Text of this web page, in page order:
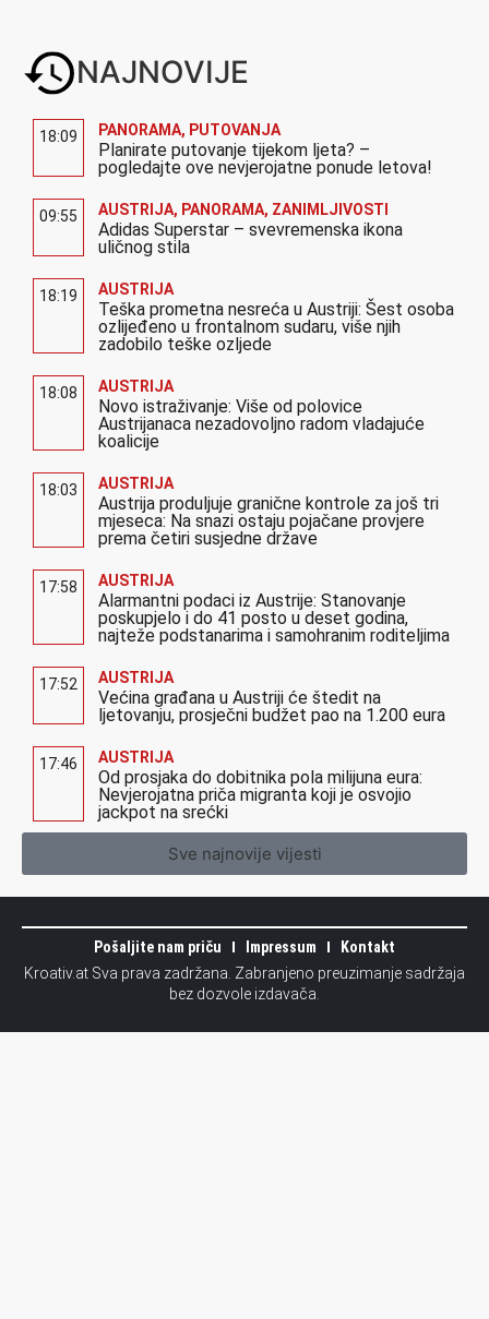
NAJNOVIJE
18:09 PANORAMA, PUTOVANJA
Planirate putovanje tijekom ljeta? –
pogledajte ove nevjerojatne ponude letova!
09:55 AUSTRIJA, PANORAMA, ZANIMLJIVOSTI
Adidas Superstar – svevremenska ikona
uličnog stila
18:19 AUSTRIJA
Teška prometna nesreća u Austriji: Šest osoba
ozlijeđeno u frontalnom sudaru, više njih
zadobilo teške ozljede
18:08 AUSTRIJA
Novo istraživanje: Više od polovice
Austrijanaca nezadovoljno radom vladajuće
koalicije
18:03 AUSTRIJA
Austrija produljuje granične kontrole za još tri
mjeseca: Na snazi ostaju pojačane provjere
prema četiri susjedne države
17:58 AUSTRIJA
Alarmantni podaci iz Austrije: Stanovanje
poskupjelo i do 41 posto u deset godina,
najteže podstanarima i samohranim roditeljima
17:52 AUSTRIJA
Većina građana u Austriji će štedit na
ljetovanju, prosječni budžet pao na 1.200 eura
17:46 AUSTRIJA
Od prosjaka do dobitnika pola milijuna eura:
Nevjerojatna priča migranta koji je osvojio
jackpot na srećki
Sve najnovije vijesti
Pošaljite nam priču Impressum
Kontakt
Kroativ.at Sva prava zadržana. Zabranjeno preuzimanje sadržaja
bez dozvole izdavača.